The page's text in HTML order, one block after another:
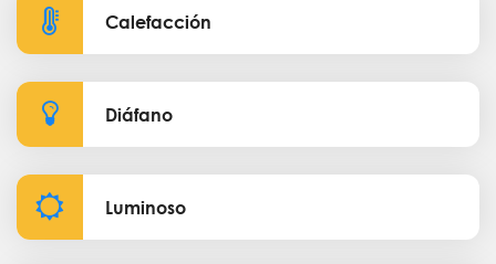
Calefacción
Diáfano
Luminoso